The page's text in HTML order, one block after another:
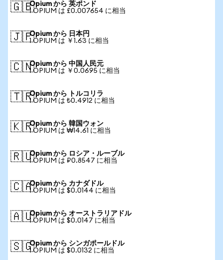
🇬🇧Opium から 英ポンド
1 OPIUM は £0.007654 に相当
🇯🇵Opium から 日本円
1 OPIUM は ￥1.63 に相当
🇨🇳Opium から 中国人民元
1 OPIUM は ￥0.0695 に相当
🇹🇷Opium から トルコリラ
1 OPIUM は ₺0.4912 に相当
🇰🇷Opium から 韓国ウォン
1 OPIUM は ₩14.61 に相当
🇷🇺Opium から ロシア・ルーブル
1 OPIUM は ₽0.8547 に相当
🇨🇦Opium から カナダドル
1 OPIUM は $0.0144 に相当
🇦🇺Opium から オーストラリアドル
1 OPIUM は $0.0147 に相当
🇸🇬Opium から シンガポールドル
1 OPIUM は $0.0132 に相当